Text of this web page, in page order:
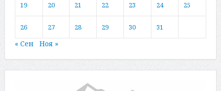
19 20 21 22 23 24 25
26 27 28 29 30 31
« Сен Ноя »